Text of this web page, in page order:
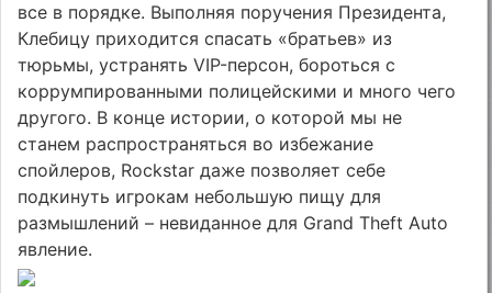
все в порядке. Выполняя поручения Президента,
Клебицу приходится спасать «братьев» из
тюрьмы, устранять VIP-персон, бороться с
коррумпированными полицейскими и много чего
другого. В конце истории, о которой мы не
станем распространяться во избежание
спойлеров, Rockstar даже позволяет себе
подкинуть игрокам небольшую пищу для
размышлений – невиданное для Grand Theft Auto
явление.